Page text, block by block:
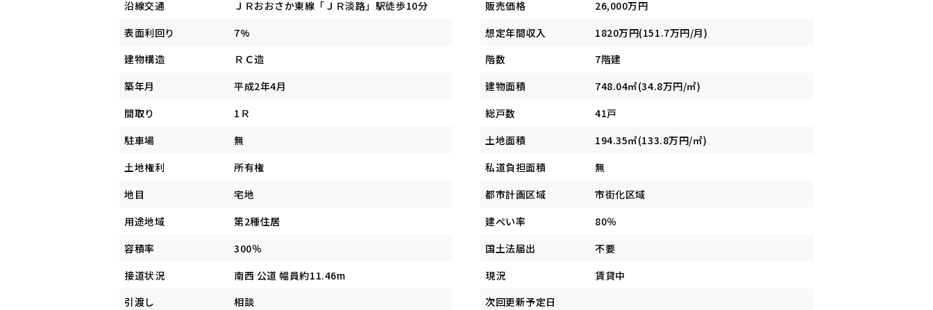
沿線交通 ＪＲおおさか東線「ＪＲ淡路」駅徒歩10分 販売価格
26,000万円
表面利回り
7% 想定年間収入
1820万円(151.7万円/月)
建物構造
ＲＣ造 階数
7階建
築年月
平成2年4月 建物面積
748.04㎡(34.8万円/㎡)
間取り
1Ｒ 総戸数
41戸
駐車場
無 土地面積
194.35㎡(133.8万円/㎡)
土地権利
所有権 私道負担面積
無
地目
宅地 都市計画区域
市街化区域
用途地域
第2種住居 建ぺい率
80％
容積率
300％ 国土法届出
不要
接道状況
南西 公道 幅員約11.46m 現況
賃貸中
引渡し
相談
次回更新予定日